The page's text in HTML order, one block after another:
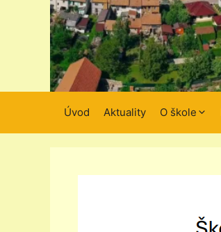
Úvod Aktuality O škole